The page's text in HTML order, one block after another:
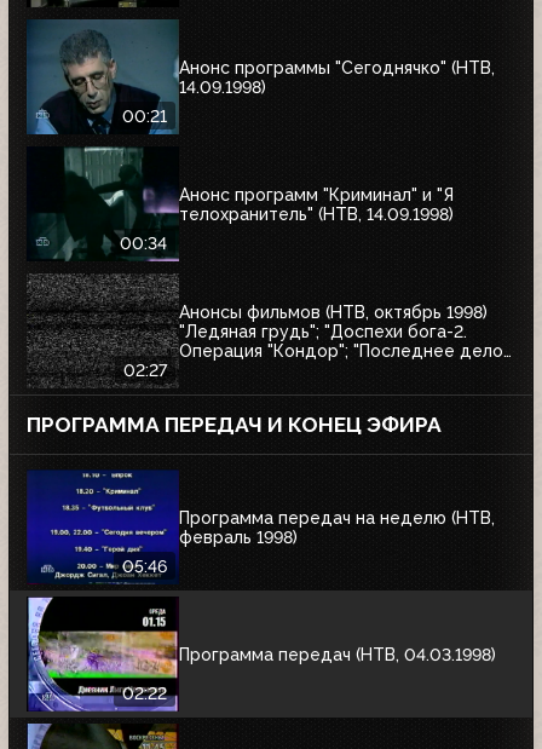
00:21
Анонс программы "Сегоднячко" (НТВ,
14.09.1998)
00:34
Анонс программ "Криминал" и "Я
телохранитель" (НТВ, 14.09.1998)
02:27
Анонсы фильмов (НТВ, октябрь 1998)
"Ледяная грудь"; "Доспехи бога-2.
Операция "Кондор"; "Последнее дело
ПРОГРАММА ПЕРЕДАЧ И КОНЕЦ ЭФИРА
05:46
Программа передач на неделю (НТВ,
февраль 1998)
02:22
Программа передач (НТВ, 04.03.1998)